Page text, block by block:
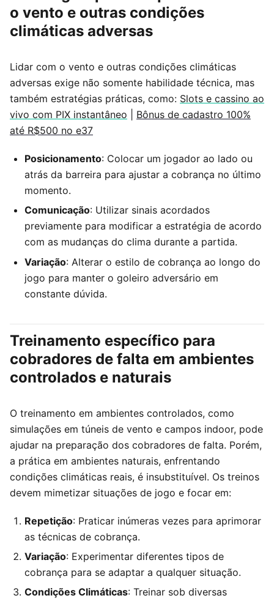
o vento e outras condições
climáticas adversas
Lidar com o vento e outras condições climáticas
adversas exige não somente habilidade técnica, mas
também estratégias práticas, como: Slots e cassino ao
vivo com PIX instantâneo
Bônus de cadastro 100%
até R$500 no e37
Posicionamento: Colocar um jogador ao lado ou
atrás da barreira para ajustar a cobrança no último
momento.
Comunicação: Utilizar sinais acordados
previamente para modificar a estratégia de acordo
com as mudanças do clima durante a partida.
Variação: Alterar o estilo de cobrança ao longo do
jogo para manter o goleiro adversário em
constante dúvida.
Treinamento específico para
cobradores de falta em ambientes
controlados e naturais
O treinamento em ambientes controlados, como
simulações em túneis de vento e campos indoor, pode
ajudar na preparação dos cobradores de falta. Porém,
a prática em ambientes naturais, enfrentando
condições climáticas reais, é insubstituível. Os treinos
devem mimetizar situações de jogo e focar em:
Repetição: Praticar inúmeras vezes para aprimorar
as técnicas de cobrança.
Variação: Experimentar diferentes tipos de
cobrança para se adaptar a qualquer situação.
Condições Climáticas: Treinar sob diversas